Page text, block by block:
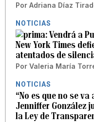
Por Adriana Díaz
NOTICIAS
Vendrá a
New York Times
atentados de
Por Valeria María
NOTICIAS
“No es que no se
Jenniffer González
la Ley de